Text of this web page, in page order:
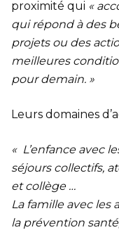
proximité qui «
qui répond à des
projets ou des
meilleures
pour demain. »
Leurs domaines
« L’enfance avec
séjours collectifs,
et collège …
La famille avec les
la prévention